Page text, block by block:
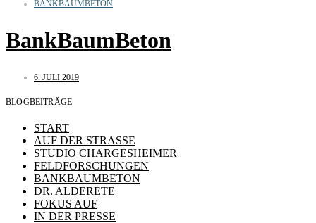
BANKBAUMBETON
BankBaumBeton
6. JULI 2019
BLOGBEITRÄGE
START
AUF DER STRASSE
STUDIO CHARGESHEIMER
FELDFORSCHUNGEN
BANKBAUMBETON
DR. ALDERETE
FOKUS AUF
IN DER PRESSE